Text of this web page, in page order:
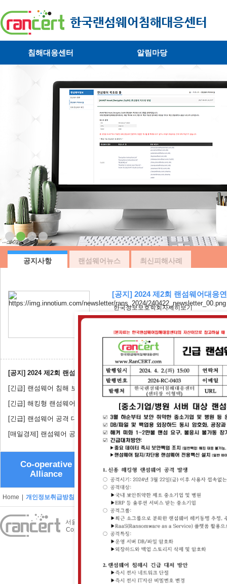
침해대응센터
· 침해피해신고
· 개인정보취급방침
알림마당
· 랜섬웨어 뉴스
· 뉴스레터
·
공지사항 랜섬웨어뉴스 최신피해사례
[공지] 2024 제2회 랜섬웨어대응
한국정보보호학회자세히보기
[공지] 2024 제2회 랜섬웨어대응연구회 워크숍 안내
[긴급] 랜섬웨어 침해 보고서
[긴급] 해킹형 랜섬웨어 피해 예방 긴급 호소문
[긴급] 랜섬웨어 공격 대응 긴급 호소문
[매일경제] 랜섬웨어 공격 꼼짝마!…글로벌 '보안연합군' 떴다
Co-operative
Alliance
Home 개인정보취급방침 이메일 무단수집 거부 | 뉴스레터 신청하기 |
서울시 구로구 디지털로33길 55, 501 · 502호(이앤씨벤처드
Copyright © 2018 RanCERT. All right reserved.